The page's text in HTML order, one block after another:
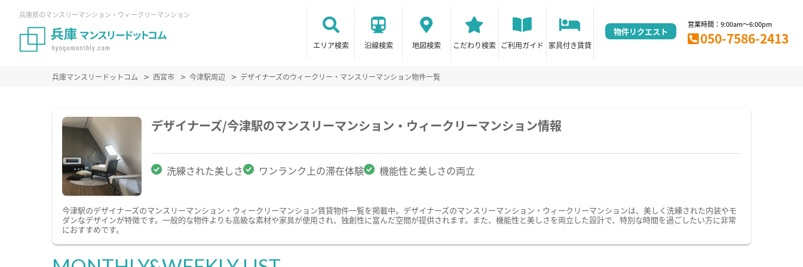
兵庫県のマンスリーマンション・ウィークリーマンション
エリア検索 沿線検索 地図検索 こだわり検索 ご利用ガイド 家具付き賃貸
物件リクエスト
営業時間：9:00am～6:00pm
050-7586-2413
兵庫マンスリードットコム 西宮市 今津駅周辺 デザイナーズのウィークリー・マンスリーマンション物件一覧
デザイナーズ/今津駅のマンスリーマンション・ウィークリーマンション情報
洗練された美しさ ワンランク上の滞在体験 機能性と美しさの両立
今津駅のデザイナーズのマンスリーマンション・ウィークリーマンション賃貸物件一覧を掲載中。デザイナーズのマンスリーマンション・ウィークリーマンションは、美しく洗練された内装やモ
ダンなデザインが特徴です。一般的な物件よりも高級な素材や家具が使用され、独創性に富んだ空間が提供されます。また、機能性と美しさを両立した設計で、特別な時間を過ごしたい方に非常
におすすめです。